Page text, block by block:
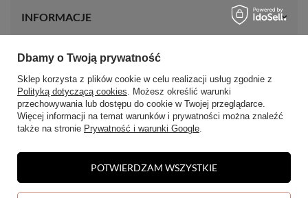
INFORMACJE
MOJE KONTO
W sklepie prezentujemy ceny brutto (z VAT).
Dbamy o Twoją prywatność
Sklep korzysta z plików cookie w celu realizacji usług zgodnie z
Polityką dotyczącą cookies. Możesz określić warunki
przechowywania lub dostępu do cookie w Twojej przeglądarce.
Więcej informacji na temat warunków i prywatności można znaleźć
także na stronie Prywatność i warunki Google.
POTWIERDZAM WSZYSTKIE